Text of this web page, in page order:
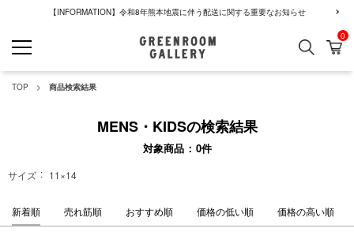
【INFORMATION】令和8年熊本地震に伴う配送に関する重要なお知らせ
検索 カ
0
TOP 商品検索結果
MENS・KIDSの検索結果
対象商品 0件
サイズ 11×14
新着順 売れ筋順 おすすめ順 価格の低い順 価格の高い順